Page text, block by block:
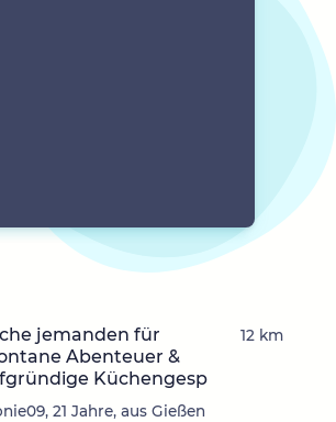
jemanden für
Abenteuer &
Küchengesp
21 Jahre, aus Gießen
12 km